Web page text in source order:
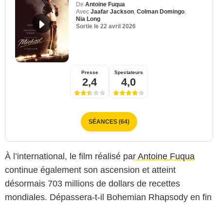
De Antoine Fuqua
Avec Jaafar Jackson Colman Domingo
Nia Long
Sortie le 22 avril 2026
Presse
2,4
Spectateurs
4,0
SÉANCES (64)
À l’international, le film réalisé par Antoine Fuqua
continue également son ascension et atteint
désormais 703 millions de dollars de recettes
mondiales. Dépassera-t-il Bohemian Rhapsody en fin